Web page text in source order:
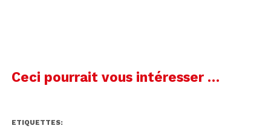
Ceci pourrait vous intéresser …
ETIQUETTES: